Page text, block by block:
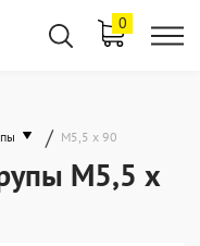
0
/ М5,5 х 90
М5,5 х